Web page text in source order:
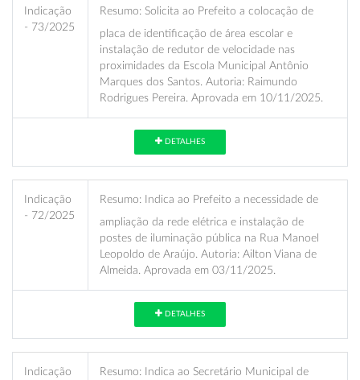
Indicação
- 73/2025
Resumo: Solicita ao Prefeito a colocação de
placa de identificação de área escolar e
instalação de redutor de velocidade nas
proximidades da Escola Municipal Antônio
Marques dos Santos. Autoria: Raimundo
Rodrigues Pereira. Aprovada em 10/11/2025.
DETALHES
Indicação
- 72/2025
Resumo: Indica ao Prefeito a necessidade de
ampliação da rede elétrica e instalação de
postes de iluminação pública na Rua Manoel
Leopoldo de Araújo. Autoria: Ailton Viana de
Almeida. Aprovada em 03/11/2025.
DETALHES
Indicação
Resumo: Indica ao Secretário Municipal de